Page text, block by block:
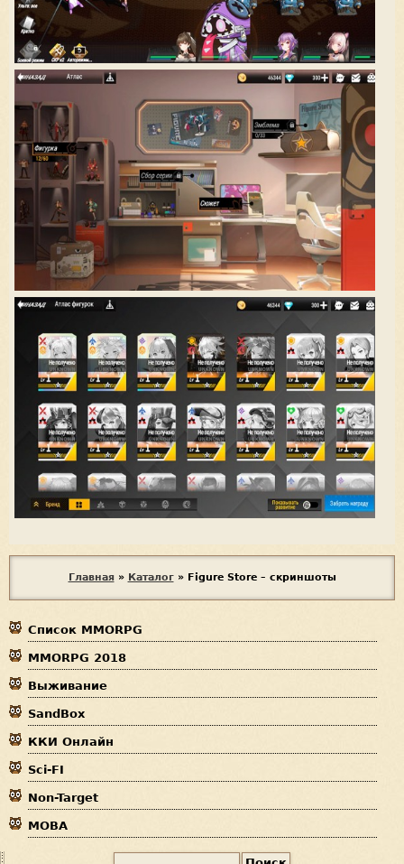
ы
з
д
е
с
ь
Главная » Каталог » Figure Store – скриншоты
Список MMORPG
MMORPG 2018
Выживание
SandBox
ККИ Онлайн
Sci-FI
Non-Target
MOBA